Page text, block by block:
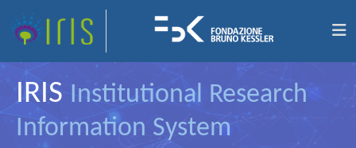
IRIS Institutional Research
Information System